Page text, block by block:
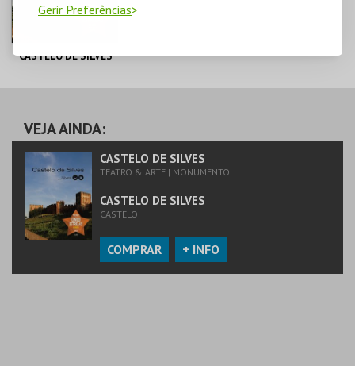
Gerir Preferências
CASTELO DE SILVES
MAIS INFO
COMPRAR
VEJA AINDA:
CASTELO DE SILVES
TEATRO & ARTE | MONUMENTO
CASTELO DE SILVES
CASTELO
COMPRAR + INFO